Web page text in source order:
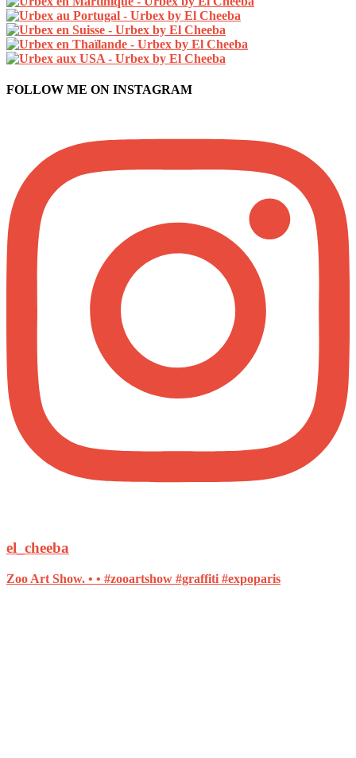
FOLLOW ME ON INSTAGRAM
el_cheeba
Zoo Art Show. • • #zooartshow #graffiti #expoparis